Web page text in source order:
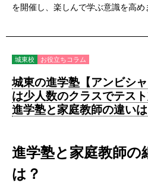
を開催し、楽しんで学ぶ意識を高め
城東校 お役立ちコラム
城東の進学塾【アンビシャ
は少人数のクラスでテス
進学塾と家庭教師の違い
進学塾と家庭教師の
は？